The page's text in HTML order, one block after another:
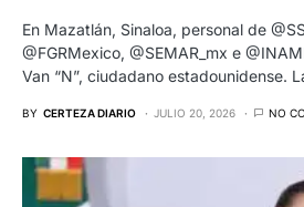
En Mazatlán, Sinaloa, personal de
@FGRMexico, @SEMAR_mx e
Van “N”, ciudadano estadounidense.
BY CERTEZA DIARIO JULIO 20, 2026 NO